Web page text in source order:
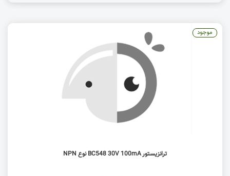
ترانزیستور BC548 30V 100mA نوع NPN
موجود